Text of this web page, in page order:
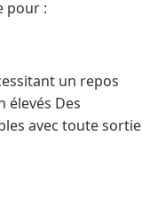
pour :
un repos
élevés Des
avec toute sortie